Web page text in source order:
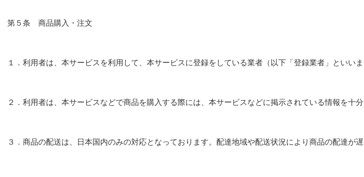
第５条 商品購入・注文
１．利用者は、本サービスを利用して、本サービスに登録をしている業者（以下「登録業者」といい
２．利用者は、本サービスなどで商品を購入する際には、本サービスなどに掲示されている情報を十
３．商品の配送は、日本国内のみの対応となっております。配達地域や配送状況により商品の配達が